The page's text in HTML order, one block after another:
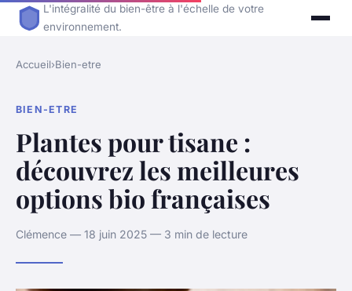
L'intégralité du bien-être à l'échelle de votre
environnement.
Accueil›Bien-etre
BIEN-ETRE
Plantes pour tisane :
découvrez les meilleures
options bio françaises
Clémence — 18 juin 2025 — 3 min de lecture